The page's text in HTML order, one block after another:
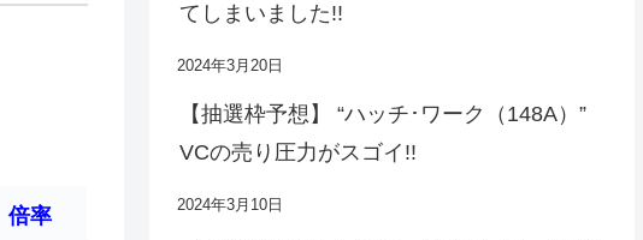
倍率
てしまいました!!
2024年3月20日
【抽選枠予想】 “ハッチ･ワーク（148A）”
VCの売り圧力がスゴイ!!
2024年3月10日